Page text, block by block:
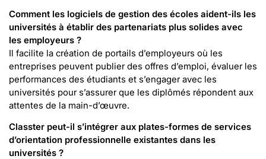
Comment les logiciels de gestion des écoles aident-ils les
universités à établir des partenariats plus solides avec
les employeurs ?
Il facilite la création de portails d’employeurs où les
entreprises peuvent publier des offres d’emploi, évaluer les
performances des étudiants et s’engager avec les
universités pour s’assurer que les diplômés répondent aux
attentes de la main-d’œuvre.
Classter peut-il s’intégrer aux plates-formes de services
d’orientation professionnelle existantes dans les
universités ?